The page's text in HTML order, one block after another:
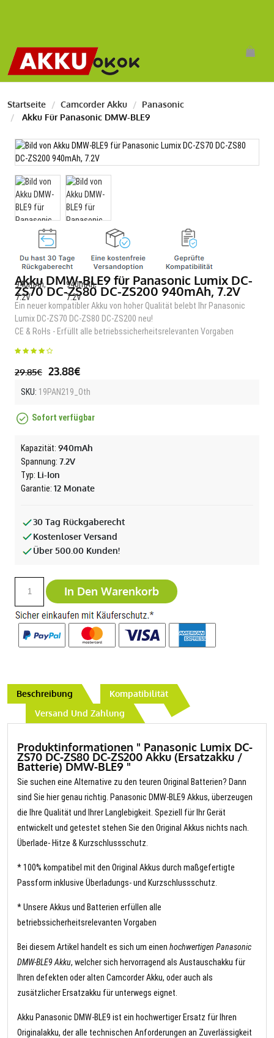
Startseite Camcorder Akku
Panasonic
Akku Für Panasonic DMW-BLE9
Akku DMW-BLE9 für Panasonic Lumix DC-
ZS70 DC-ZS80 DC-ZS200 940mAh, 7.2V
Ein neuer kompatibler Akku von hoher Qualität belebt Ihr Panasonic
Lumix DC-ZS70 DC-ZS80 DC-ZS200 neu!
CE & RoHs - Erfüllt alle betriebssicherheitsrelevanten Vorgaben
29.85€ 23.88€
SKU: 19PAN219_Oth
Sofort verfügbar
Kapazität: 940mAh
Spannung: 7.2V
Typ: Li-Ion
Garantie: 12 Monate
30 Tag Rückgaberecht
Kostenloser Versand
Über 500.00 Kunden!
In Den Warenkorb
Beschreibung
Kompatibilität
Versand Und Zahlung
Produktinformationen " Panasonic Lumix DC-
ZS70 DC-ZS80 DC-ZS200 Akku (Ersatzakku /
Batterie) DMW-BLE9 "
Sie suchen eine Alternative zu den teuren Original Batterien? Dann
sind Sie hier genau richtig. Panasonic DMW-BLE9 Akkus, überzeugen
die Ihre Qualität und Ihrer Langlebigkeit. Speziell für Ihr Gerät
entwickelt und getestet stehen Sie den Original Akkus nichts nach.
Überlade- Hitze & Kurzschlussschutz.
* 100% kompatibel mit den Original Akkus durch maßgefertigte
Passform inklusive Überladungs- und Kurzschlussschutz.
* Unsere Akkus und Batterien erfüllen alle
betriebssicherheitsrelevanten Vorgaben
Bei diesem Artikel handelt es sich um einen hochwertigen Panasonic
DMW-BLE9 Akku, welcher sich hervorragend als Austauschakku für
Ihren defekten oder alten Camcorder Akku, oder auch als
zusätzlicher Ersatzakku für unterwegs eignet.
Akku Panasonic DMW-BLE9 ist ein hochwertiger Ersatz für Ihren
Originalakku, der alle technischen Anforderungen an Zuverlässigkeit